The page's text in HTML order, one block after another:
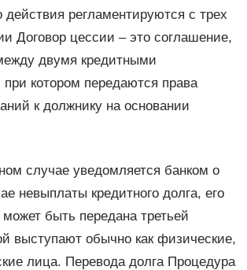
регламентируются с трех
Договор цессии – это соглашение,
двумя кредитными
котором передаются права
к должнику на основании
случае уведомляется банком о
невыплаты кредитного долга, его
быть передана третьей
выступают обычно как физические,
лица. Перевода долга Процедура